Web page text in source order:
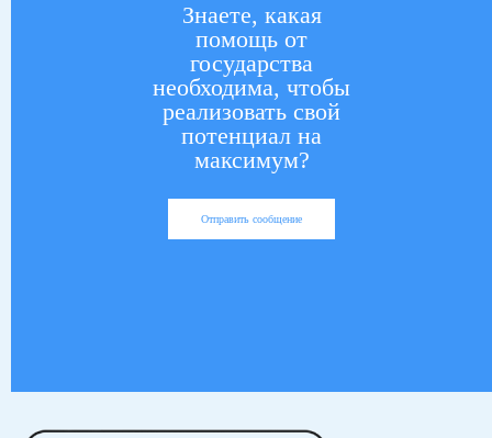
Знаете, какая
помощь от
государства
необходима, чтобы
реализовать свой
потенциал на
максимум?
Отправить сообщение